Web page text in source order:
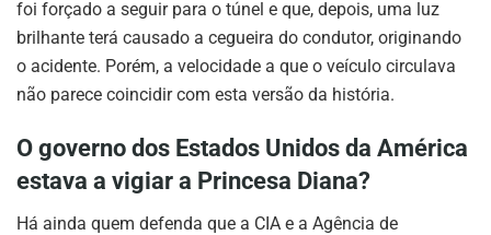
foi forçado a seguir para o túnel e que, depois, uma luz
brilhante terá causado a cegueira do condutor, originando
o acidente. Porém, a velocidade a que o veículo circulava
não parece coincidir com esta versão da história.
O governo dos Estados Unidos da América
estava a vigiar a Princesa Diana?
Há ainda quem defenda que a CIA e a Agência de